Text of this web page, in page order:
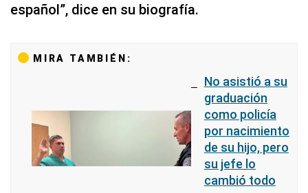
español”, dice en su biografía.
MIRA TAMBIÉN:
No asistió a su
graduación
como policía
por nacimiento
de su hijo, pero
su jefe lo
cambió todo